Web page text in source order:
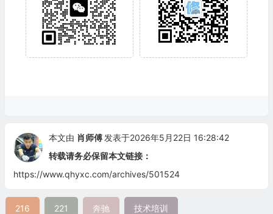
本文由 肖师傅 发表于2026年5月22日 16:28:42
转载请务必保留本文链接：
https://www.qhyxc.com/archives/501524
216 221 奔驰 技术培训